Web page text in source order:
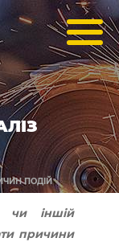
ПОДІЙ
чи іншій
причини